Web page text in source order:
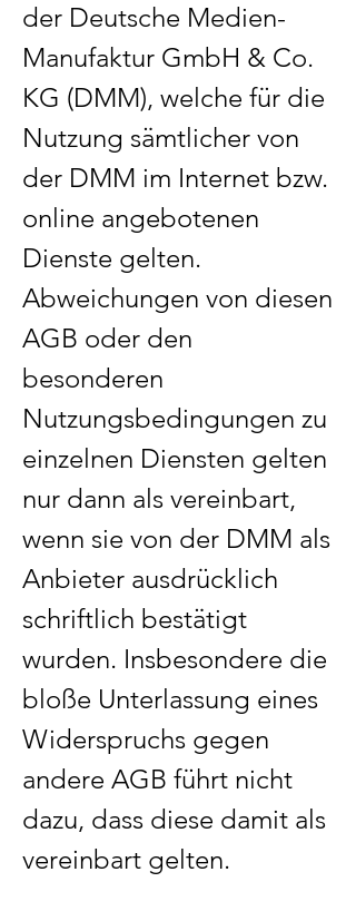
der Deutsche Medien-
Manufaktur GmbH & Co.
KG (DMM), welche für die
Nutzung sämtlicher von
der DMM im Internet bzw.
online angebotenen
Dienste gelten.
Abweichungen von diesen
AGB oder den
besonderen
Nutzungsbedingungen zu
einzelnen Diensten gelten
nur dann als vereinbart,
wenn sie von der DMM als
Anbieter ausdrücklich
schriftlich bestätigt
wurden. Insbesondere die
bloße Unterlassung eines
Widerspruchs gegen
andere AGB führt nicht
dazu, dass diese damit als
vereinbart gelten.